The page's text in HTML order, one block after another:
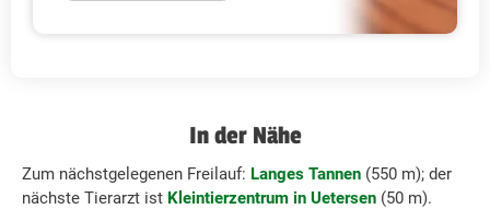
In der Nähe
Zum nächstgelegenen Freilauf: Langes Tannen (550 m); der
nächste Tierarzt ist Kleintierzentrum in Uetersen (50 m).